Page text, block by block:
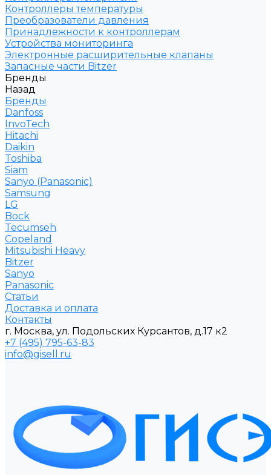
Контроллеры температуры
Преобразователи давления
Принадлежности к контроллерам
Устройства мониторинга
Электронные расширительные клапаны
Запасные части Bitzer
Бренды
Назад
Бренды
Danfoss
InvoTech
Hitachi
Daikin
Toshiba
Siam
Sanyo (Panasonic)
Samsung
LG
Bock
Tecumseh
Copeland
Mitsubishi Heavy
Bitzer
Sanyo
Рanasonic
Статьи
Доставка и оплата
Контакты
г. Москва, ул. Подольских Курсантов, д.17 к2
+7 (495) 795-63-83
info@gisell.ru